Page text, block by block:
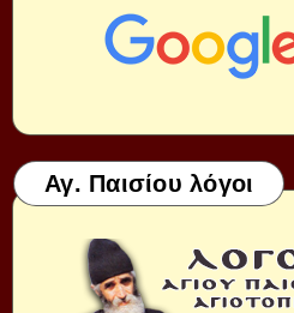
Αγ. Παισίου λόγοι